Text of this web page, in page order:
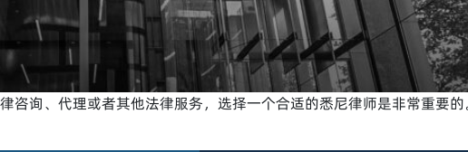
询、代理或者其他法律服务，选择一个合适的悉尼律师是非常重要的